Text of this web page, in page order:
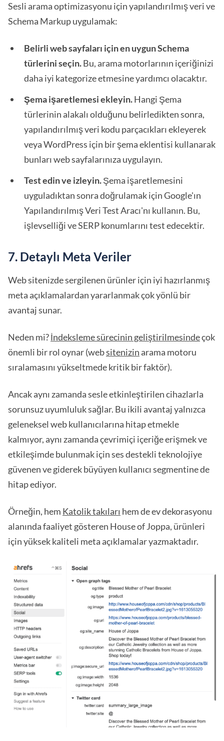
Sesli arama optimizasyonu için yapılandırılmış veri ve
Schema Markup uygulamak:
Belirli web sayfaları için en uygun Schema
türlerini seçin.Bu, arama motorlarının içeriğinizi
daha iyi kategorize etmesine yardımcı olacaktır.
Şema işaretlemesi ekleyin.Hangi Şema
türlerinin alakalı olduğunu belirledikten sonra,
yapılandırılmış veri kodu parçacıkları ekleyerek
veya WordPress için bir şema eklentisi kullanarak
bunları web sayfalarınıza uygulayın.
Test edin ve izleyin.Şema işaretlemesini
uyguladıktan sonra doğrulamak için Google'ın
Yapılandırılmış Veri Test Aracı'nı kullanın. Bu,
işlevselliği ve SERP konumlarını test edecektir.
7. Detaylı Meta Veriler
Web sitenizde sergilenen ürünler için iyi hazırlanmış
meta açıklamalardan yararlanmak çok yönlü bir
avantaj sunar.
Neden mi?İndeksleme sürecinin geliştirilmesindeçok
önemli bir rol oynar (websitenizin arama motoru
sıralamasını yükseltmede kritik bir faktör).
Ancak aynı zamanda sesle etkinleştirilen cihazlarla
sorunsuz uyumluluk sağlar. Bu ikili avantaj yalnızca
geleneksel web kullanıcılarına hitap etmekle
kalmıyor, aynı zamanda çevrimiçi içeriğe erişmek ve
etkileşimde bulunmak için ses destekli teknolojiye
güvenen ve giderek büyüyen kullanıcı segmentine de
hitap ediyor.
Örneğin, hem Katolik takıları hem de ev dekorasyonu
alanında faaliyet gösteren House of Joppa, ürünleri
için yüksek kaliteli meta açıklamalar yazmaktadır.